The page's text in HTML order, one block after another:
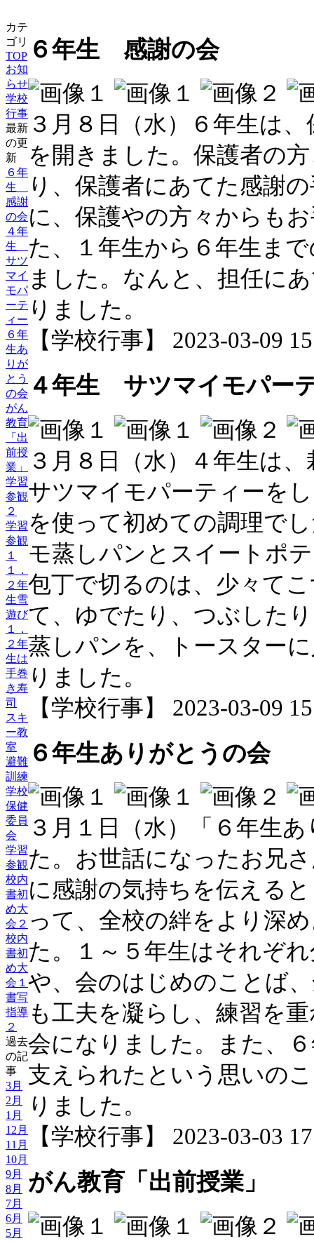
カテ
ゴリ
TOP
お知
らせ
学校
行事
最新
の更
新
６年
生
感謝
の会
４年
生
サツ
マイ
モパ
ーテ
ィー
６年
生あ
りが
とう
の会
がん
教育
「出
前授
業」
学習
参観
２
学習
参観
１
１．
２年
生雪
遊び
１．
２年
生は
手巻
き寿
司
スキ
ー教
室
避難
訓練
学校
保健
委員
会
学習
参観
校内
書初
め大
会２
校内
書初
め大
会１
書写
指導
２
過去
の記
事
3月
2月
1月
12月
11月
10月
9月
8月
7月
6月
5月
６年生 感謝の会
３月８日（水）６年生は
を開きました。保護者の
り、保護者にあてた感謝
に、保護やの方々からも
た、１年生から６年生ま
ました。なんと、担任に
りました。
【学校行事】 2023-03-09
４年生 サツマイモパー
３月８日（水）４年生は
サツマイモパーティーを
を使って初めての調理で
モ蒸しパンとスイートポ
包丁で切るのは、少々て
て、ゆでたり、つぶした
蒸しパンを、トースター
りました。
【学校行事】 2023-03-09
６年生ありがとうの会
３月１日（水）「６年生
た。お世話になったお兄
に感謝の気持ちを伝える
って、全校の絆をより深
た。１～５年生はそれぞ
や、会のはじめのことば
も工夫を凝らし、練習を
会になりました。また、
支えられたという思いの
りました。
【学校行事】 2023-03-03
がん教育「出前授業」